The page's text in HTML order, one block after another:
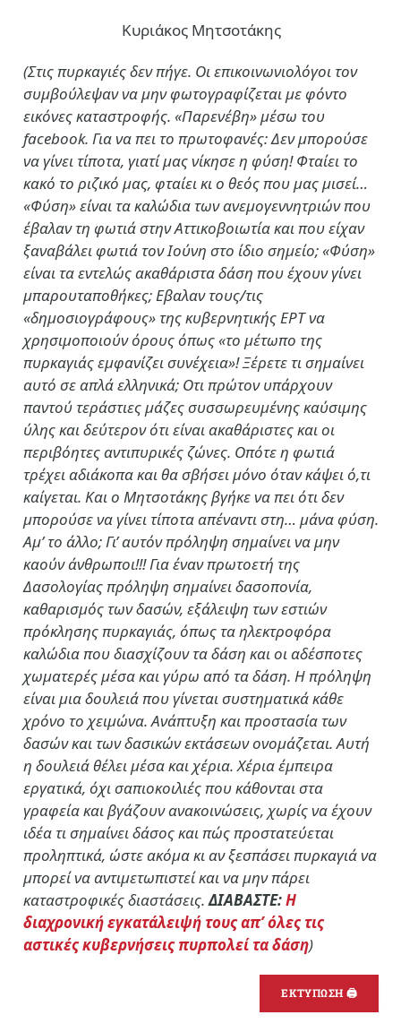
Κυριάκος Μητσοτάκης
(Στις πυρκαγιές δεν πήγε. Οι επικοινωνιολόγοι τον
συμβούλεψαν να μην φωτογραφίζεται με φόντο
εικόνες καταστροφής. «Παρενέβη» μέσω του
facebook. Για να πει το πρωτοφανές: Δεν μπορούσε
να γίνει τίποτα, γιατί μας νίκησε η φύση! Φταίει το
κακό το ριζικό μας, φταίει κι ο θεός που μας μισεί…
«Φύση» είναι τα καλώδια των ανεμογεννητριών που
έβαλαν τη φωτιά στην Αττικοβοιωτία και που είχαν
ξαναβάλει φωτιά τον Ιούνη στο ίδιο σημείο; «Φύση»
είναι τα εντελώς ακαθάριστα δάση που έχουν γίνει
μπαρουταποθήκες; Εβαλαν τους/τις
«δημοσιογράφους» της κυβερνητικής ΕΡΤ να
χρησιμοποιούν όρους όπως «το μέτωπο της
πυρκαγιάς εμφανίζει συνέχεια»! Ξέρετε τι σημαίνει
αυτό σε απλά ελληνικά; Οτι πρώτον υπάρχουν
παντού τεράστιες μάζες συσσωρευμένης καύσιμης
ύλης και δεύτερον ότι είναι ακαθάριστες και οι
περιβόητες αντιπυρικές ζώνες. Οπότε η φωτιά
τρέχει αδιάκοπα και θα σβήσει μόνο όταν κάψει ό,τι
καίγεται. Και ο Μητσοτάκης βγήκε να πει ότι δεν
μπορούσε να γίνει τίποτα απέναντι στη… μάνα φύση.
Αμ’ το άλλο; Γι’ αυτόν πρόληψη σημαίνει να μην
καούν άνθρωποι!!! Για έναν πρωτοετή της
Δασολογίας πρόληψη σημαίνει δασοπονία,
καθαρισμός των δασών, εξάλειψη των εστιών
πρόκλησης πυρκαγιάς, όπως τα ηλεκτροφόρα
καλώδια που διασχίζουν τα δάση και οι αδέσποτες
χωματερές μέσα και γύρω από τα δάση. Η πρόληψη
είναι μια δουλειά που γίνεται συστηματικά κάθε
χρόνο το χειμώνα. Ανάπτυξη και προστασία των
δασών και των δασικών εκτάσεων ονομάζεται. Αυτή
η δουλειά θέλει μέσα και χέρια. Χέρια έμπειρα
εργατικά, όχι σαπιοκοιλιές που κάθονται στα
γραφεία και βγάζουν ανακοινώσεις, χωρίς να έχουν
ιδέα τι σημαίνει δάσος και πώς προστατεύεται
προληπτικά, ώστε ακόμα κι αν ξεσπάσει πυρκαγιά να
μπορεί να αντιμετωπιστεί και να μην πάρει
καταστροφικές διαστάσεις.ΔΙΑΒΑΣΤΕ:Η
διαχρονική εγκατάλειψή τους απ’ όλες τις
αστικές κυβερνήσεις πυρπολεί τα δάση)
ΕΚΤΥΠΩΣΗ 🖨